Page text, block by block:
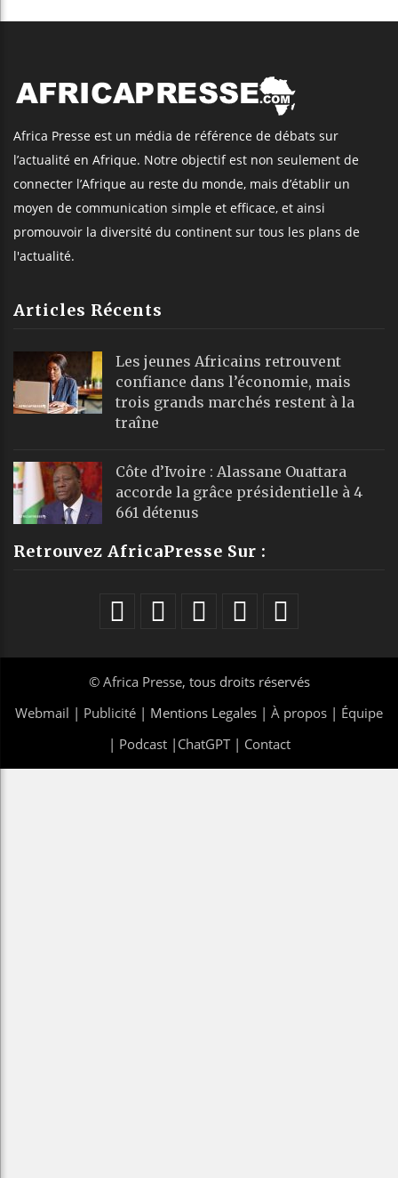
Africa Presse est un média de référence de débats sur
l’actualité en Afrique. Notre objectif est non seulement de
connecter l’Afrique au reste du monde, mais d’établir un
moyen de communication simple et efficace, et ainsi
promouvoir la diversité du continent sur tous les plans de
l'actualité.
Articles Récents
Les jeunes Africains retrouvent
confiance dans l’économie, mais
trois grands marchés restent à la
traîne
Côte d’Ivoire : Alassane Ouattara
accorde la grâce présidentielle à 4
661 détenus
Retrouvez AfricaPresse Sur :
© Africa Presse, tous droits réservés
Webmail | Publicité | Mentions Legales | À propos | Équipe
| Podcast| ChatGPT| Contact